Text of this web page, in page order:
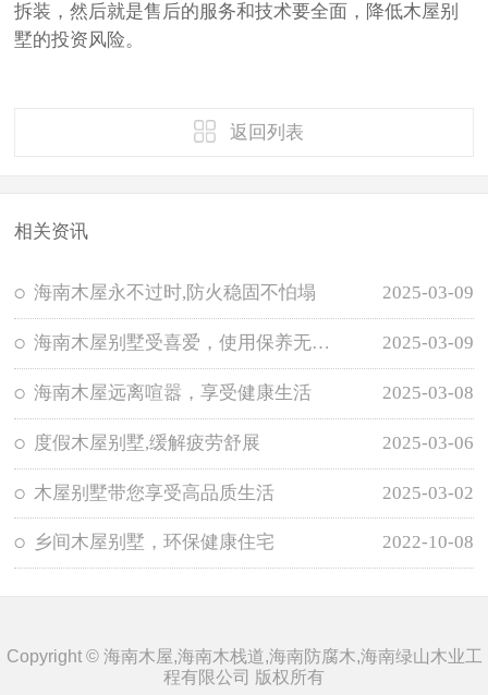
拆装，然后就是售后的服务和技术要全面，降低木屋别
墅的投资风险。
返回列表
相关资讯
海南木屋永不过时,防火稳固不怕塌 2025-03-09
海南木屋别墅受喜爱，使用保养无需担忧 2025-03-09
海南木屋远离喧嚣，享受健康生活 2025-03-08
度假木屋别墅,缓解疲劳舒展 2025-03-06
木屋别墅带您享受高品质生活 2025-03-02
乡间木屋别墅，环保健康住宅 2022-10-08
Copyright © 海南木屋,海南木栈道,海南防腐木,海南绿山木业工
程有限公司 版权所有